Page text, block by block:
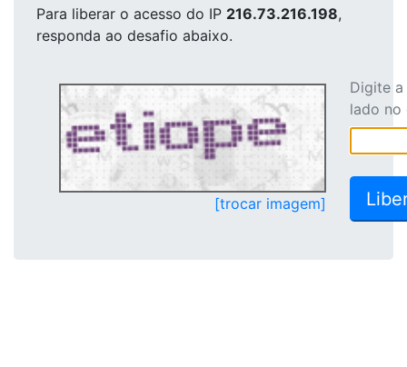
Para liberar o acesso do IP 216.73.216.198,
responda ao desafio abaixo.
[trocar imagem]
Digite
lado no